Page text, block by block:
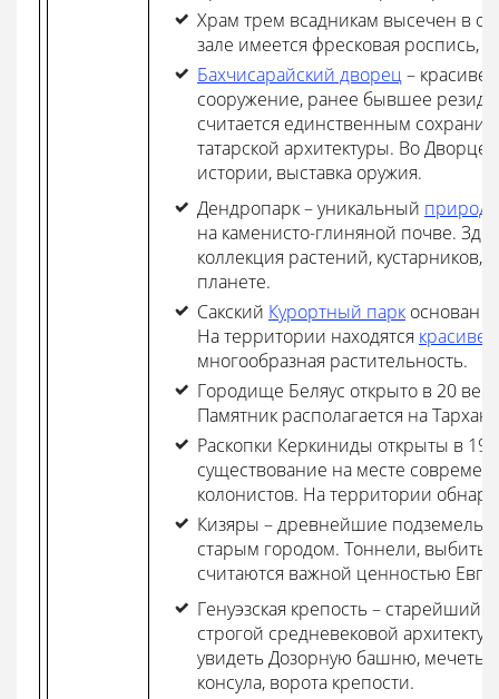
Храм трем всадникам высечен в
зале имеется фресковая роспись,
Бахчисарайский дворец–
сооружение, ранее бывшее
считается единственным
татарской архитектуры. Во Дворце
истории, выставка оружия.
Дендропарк – уникальный
на каменисто-глиняной почве.
коллекция растений, кустарников,
планете.
Сакский Курортный парк основан
На территории находятся
многообразная растительность.
Городище Беляус открыто в 20
Памятник располагается на
Раскопки Керкиниды открыты в
существование на месте
колонистов. На территории
Кизяры – древнейшие
старым городом. Тоннели,
считаются важной ценностью
Генуэзская крепость – старейший
строгой средневековой
увидеть Дозорную башню, мечеть,
консула, ворота крепости.